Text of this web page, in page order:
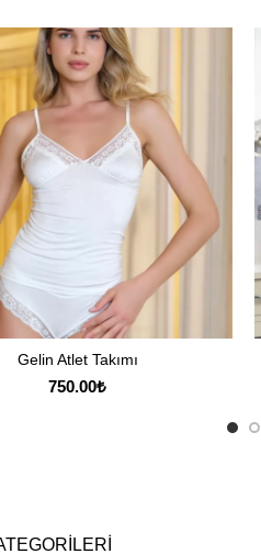
SEÇENEKLER
Gelin Atlet Takımı
750.00₺